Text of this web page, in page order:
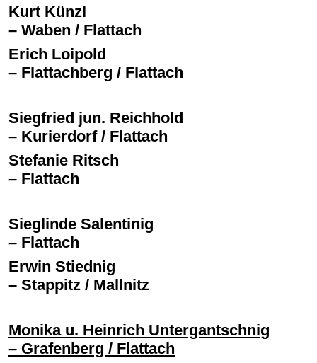
Kurt Künzl
– Waben / Flattach
Erich Loipold
– Flattachberg / Flattach
Siegfried jun. Reichhold
– Kurierdorf / Flattach
Stefanie Ritsch
– Flattach
Sieglinde Salentinig
– Flattach
Erwin Stiednig
– Stappitz / Mallnitz
Monika u. Heinrich Untergantschnig
– Grafenberg / Flattach